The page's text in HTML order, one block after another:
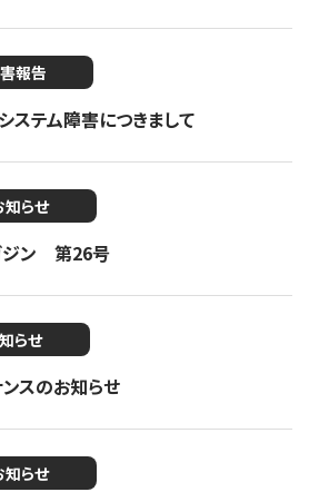
報告
ステム障害につきまして
知らせ
ジン 第26号
らせ
ンスのお知らせ
知らせ